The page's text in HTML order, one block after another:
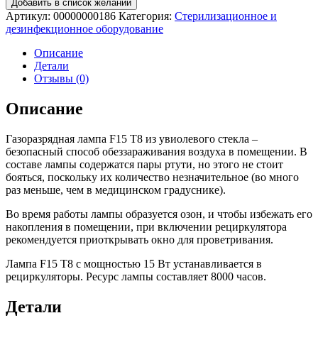
Добавить в список желаний
Артикул: 00000000186 Категория: Стерилизационное и
дезинфекционное оборудование
Описание
Детали
Отзывы (0)
Описание
Газоразрядная лампа F15 T8 из увиолевого стекла –
безопасный способ обеззараживания воздуха в помещении. В
составе лампы содержатся пары ртути, но этого не стоит
бояться, поскольку их количество незначительное (во много
раз меньше, чем в медицинском градуснике).
Во время работы лампы образуется озон, и чтобы избежать его
накопления в помещении, при включении рециркулятора
рекомендуется приоткрывать окно для проветривания.
Лампа F15 T8 с мощностью 15 Вт устанавливается в
рециркуляторы. Ресурс лампы составляет 8000 часов.
Детали